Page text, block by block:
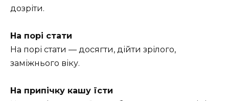
дозріти.
На порі стати
На порі стати — досягти, дійти зрілого,
заміжнього віку.
На припічку кашу їсти